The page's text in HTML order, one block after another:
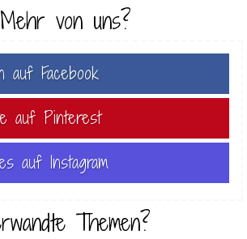
Mehr von uns?
auf Facebook
auf Pinterest
auf Instagram
Themen?